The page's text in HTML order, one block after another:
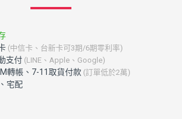
(中信卡、台新卡可3期/6期零利率)
宅配